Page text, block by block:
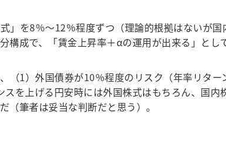
を8％〜12％程度ずつ（理論的根拠はないが国
成で、「賃金上昇率＋αの運用が出来る」とし
1）外国債券が10％程度のリスク（年率リター
を上げる円安時には外国株式はもちろん、国内
筆者は妥当な判断だと思う）。